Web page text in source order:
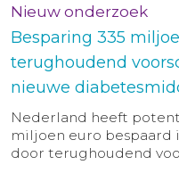
Nieuw onderzoek
Besparing 335
terughoudend
nieuwe
Nederland heeft
miljoen euro bespaard
door terughoudend